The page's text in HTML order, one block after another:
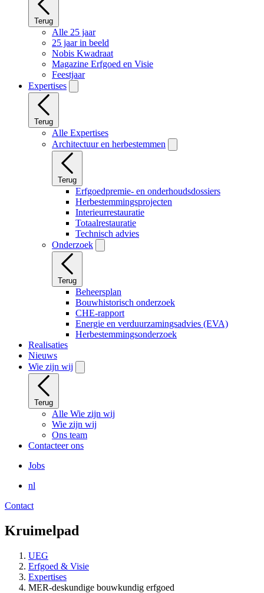
Terug
Alle 25 jaar
25 jaar in beeld
Nobis Kwadraat
Magazine Erfgoed en Visie
Feestjaar
Expertises
Terug
Alle Expertises
Architectuur en herbestemmen
Terug
Erfgoedpremie- en onderhoudsdossiers
Herbestemmingsprojecten
Interieurrestauratie
Totaalrestauratie
Technisch advies
Onderzoek
Terug
Beheersplan
Bouwhistorisch onderzoek
CHE-rapport
Energie en verduurzamingsadvies (EVA)
Herbestemmingsonderzoek
Realisaties
Nieuws
Wie zijn wij
Terug
Alle Wie zijn wij
Wie zijn wij
Ons team
Contacteer ons
Jobs
nl
Contact
Kruimelpad
UEG
Erfgoed & Visie
Expertises
MER-deskundige bouwkundig erfgoed